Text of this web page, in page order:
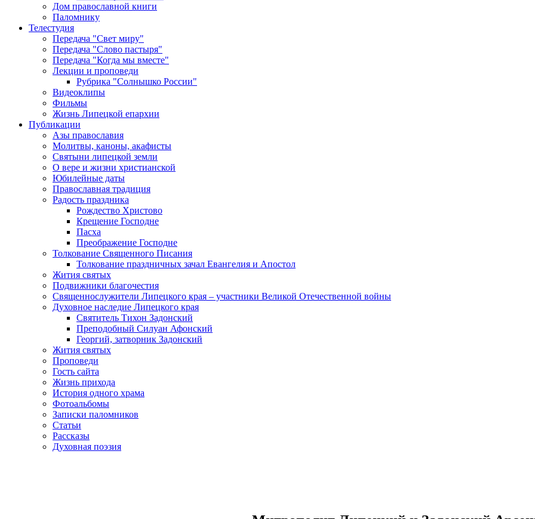
Дом православной книги
Паломнику
Телестудия
Передача "Свет миру"
Передача "Слово пастыря"
Передача "Когда мы вместе"
Лекции и проповеди
Рубрика "Солнышко России"
Видеоклипы
Фильмы
Жизнь Липецкой епархии
Публикации
Азы православия
Молитвы, каноны, акафисты
Святыни липецкой земли
О вере и жизни христианской
Юбилейные даты
Православная традиция
Радость праздника
Рождество Христово
Крещение Господне
Пасха
Преображение Господне
Толкование Священного Писания
Толкование праздничных зачал Евангелия и Апостол
Жития святых
Подвижники благочестия
Священнослужители Липецкого края – участники Великой Отечественной войны
Духовное наследие Липецкого края
Святитель Тихон Задонский
Преподобный Силуан Афонский
Георгий, затворник Задонский
Жития святых
Проповеди
Гость сайта
Жизнь прихода
История одного храма
Фотоальбомы
Записки паломников
Статьи
Рассказы
Духовная поэзия